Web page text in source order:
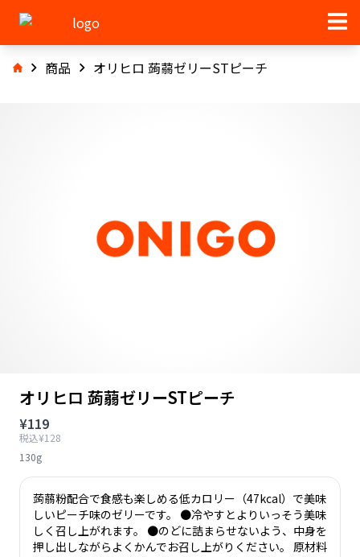
商品 オリヒロ 蒟蒻ゼリーSTピーチ
オリヒロ 蒟蒻ゼリーSTピーチ
¥119
税込¥128
130g
蒟蒻粉配合で食感も楽しめる低カロリー（47kcal）で美味
しいピーチ味のゼリーです。 ●冷やすとよりいっそう美味
しく召し上がれます。 ●のどに詰まらせないよう、中身を
押し出しながらよくかんでお召し上がりください。 原材料